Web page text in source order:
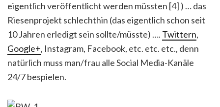
eigentlich veröffentlicht werden müssten [4] ) … das
Riesenprojekt schlechthin (das eigentlich schon seit
10 Jahren erledigt sein sollte/müsste) …. Twittern,
Google+, Instagram, Facebook, etc. etc. etc., denn
natürlich muss man/frau alle Social Media-Kanäle
24/7 bespielen.